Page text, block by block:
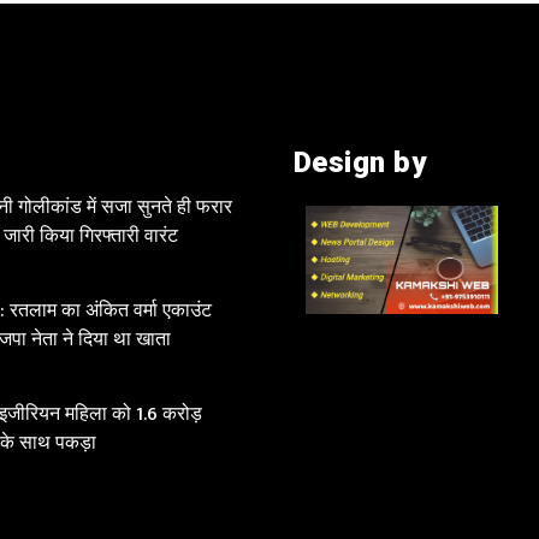
गोलीकांड में सजा सुनते ही फरार
किया गिरफ्तारी वारंट
का अंकित वर्मा एकाउंट
नेता ने दिया था खाता
महिला को 1.6 करोड़
साथ पकड़ा
Design by